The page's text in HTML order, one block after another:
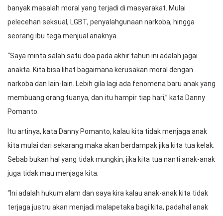
banyak masalah moral yang terjadi di masyarakat. Mulai
pelecehan seksual, LGBT, penyalahgunaan narkoba, hingga
seorang ibu tega menjual anaknya.
“Saya minta salah satu doa pada akhir tahun ini adalah jagai
anakta. Kita bisa lihat bagaimana kerusakan moral dengan
narkoba dan lain-lain. Lebih gila lagi ada fenomena baru anak yang
membuang orang tuanya, dan itu hampir tiap hari,” kata Danny
Pomanto.
Itu artinya, kata Danny Pomanto, kalau kita tidak menjaga anak
kita mulai dari sekarang maka akan berdampak jika kita tua kelak.
Sebab bukan hal yang tidak mungkin, jika kita tua nanti anak-anak
juga tidak mau menjaga kita.
“Ini adalah hukum alam dan saya kira kalau anak-anak kita tidak
terjaga justru akan menjadi malapetaka bagi kita, padahal anak